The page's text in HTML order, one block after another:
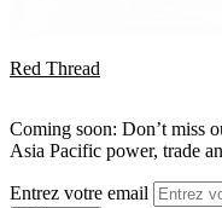
Red Thread
Coming soon: Don’t miss
Asia Pacific power, trade
Entrez votre email